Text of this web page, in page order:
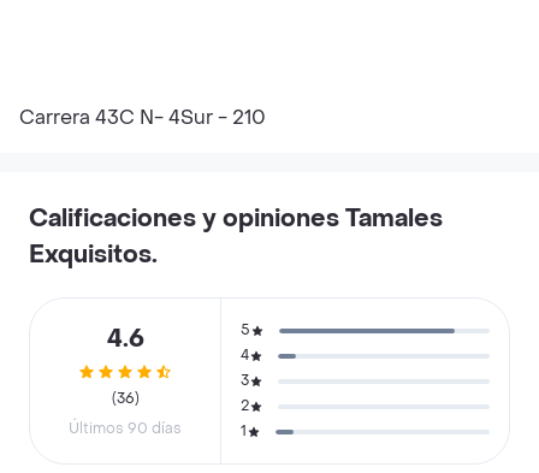
Carrera 43C N- 4Sur - 210
Calificaciones y opiniones Tamales
Exquisitos.
4.6
(36)
Últimos 90 días
5
4
3
2
1